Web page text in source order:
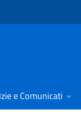
e Comunicati